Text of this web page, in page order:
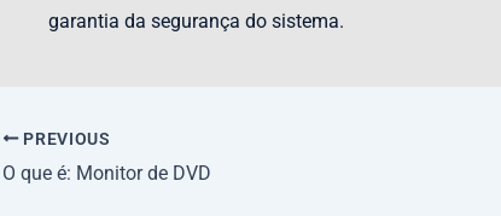
garantia da segurança do sistema.
PREVIOUS
O que é: Monitor de DVD